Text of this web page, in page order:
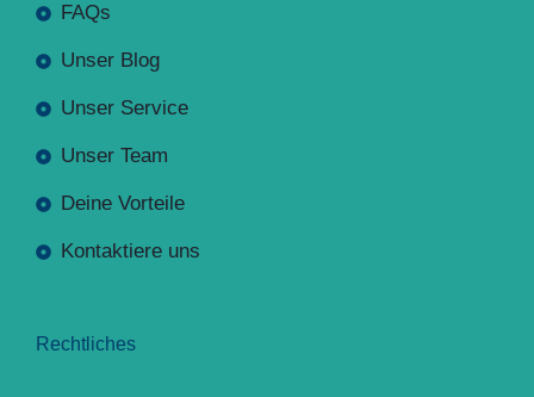
FAQs
Unser Blog
Unser Service
Unser Team
Deine Vorteile
Kontaktiere uns
Rechtliches